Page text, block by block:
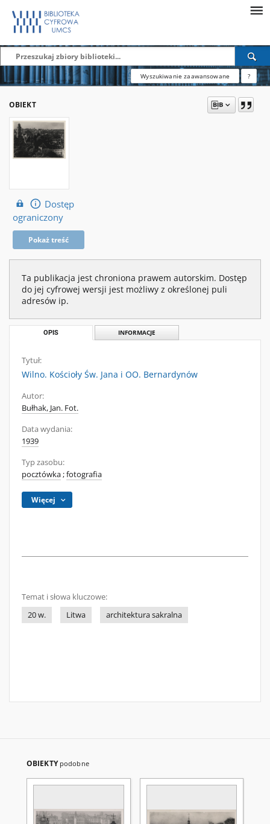
Wyszukiwanie zaawansowane ?
OBIEKT
Dostęp
ograniczony
Pokaż treść
Ta publikacja jest chroniona prawem autorskim. Dostęp
do jej cyfrowej wersji jest możliwy z określonej puli
adresów ip.
OPIS INFORMACJE
Tytuł:
Wilno. Kościoły Św. Jana i OO. Bernardynów
Autor:
Bułhak, Jan. Fot.
Data wydania:
1939
Typ zasobu:
pocztówka;fotografia
Więcej
Temat i słowa kluczowe:
20 w.
Litwa architektura sakralna
OBIEKTY podobne